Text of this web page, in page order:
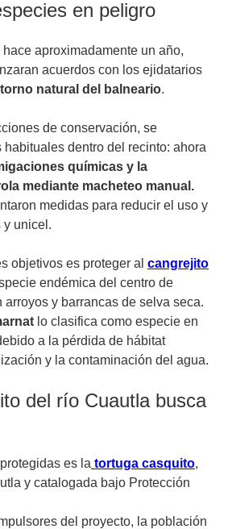
en peligro
aproximadamente un año,
acuerdos con los ejidatarios
natural del balneario.
de conservación, se
habituales dentro del recinto: ahora
químicas y la
mediante macheteo manual.
medidas para reducir el uso y
y unicel.
objetivos es proteger al cangrejito
endémica del centro de
arroyos y barrancas de selva seca.
lo clasifica como especie en
a la pérdida de hábitat
y la contaminación del agua.
del río Cuautla busca
es la tortuga casquito,
y catalogada bajo Protección
del proyecto, la población